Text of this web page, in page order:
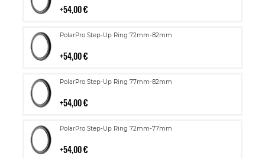
54,00 €
PolarPro Step-Up Ring 72mm-82mm
54,00 €
Lisää
PolarPro Step-Up Ring 77mm-82mm
54,00 €
Lisää
PolarPro Step-Up Ring 72mm-77mm
54,00 €
Lisää